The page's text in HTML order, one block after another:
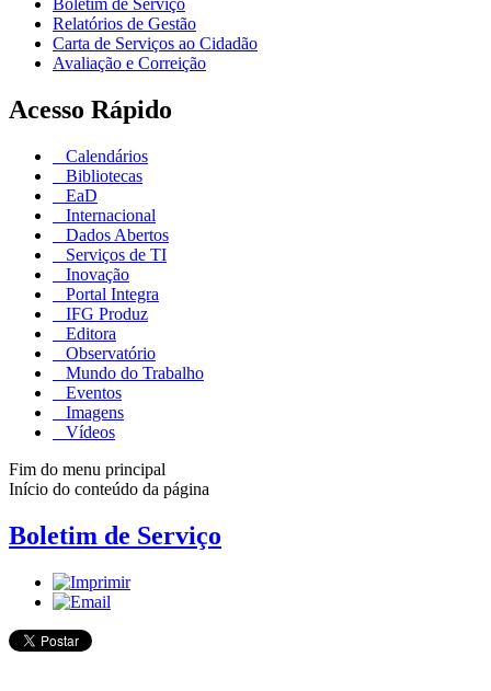
Boletim de Serviço
Relatórios de Gestão
Carta de Serviços ao Cidadão
Avaliação e Correição
Acesso Rápido
Calendários
Bibliotecas
EaD
Internacional
Dados Abertos
Serviços de TI
Inovação
Portal Integra
IFG Produz
Editora
Observatório
Mundo do Trabalho
Eventos
Imagens
Vídeos
Fim do menu principal
Início do conteúdo da página
Boletim de Serviço